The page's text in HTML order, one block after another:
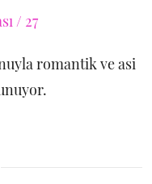
romantik ve asi